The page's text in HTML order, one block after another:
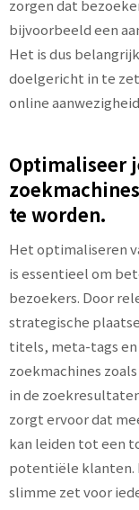
zorgen dat
bijvoorbeeld een
Het is dus
doelgericht in te
online
Optimaliseer
te worden.
Het optimaliseren
is essentieel om
bezoekers. Door
strategische
titels, meta-tags
zoekmachines
in de
zorgt ervoor dat
kan leiden tot een
potentiële klanten.
slimme zet voor